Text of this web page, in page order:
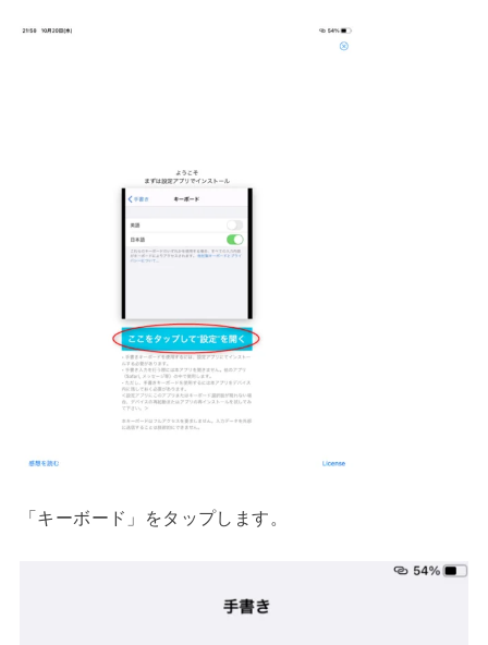
「キーボード」をタップします。